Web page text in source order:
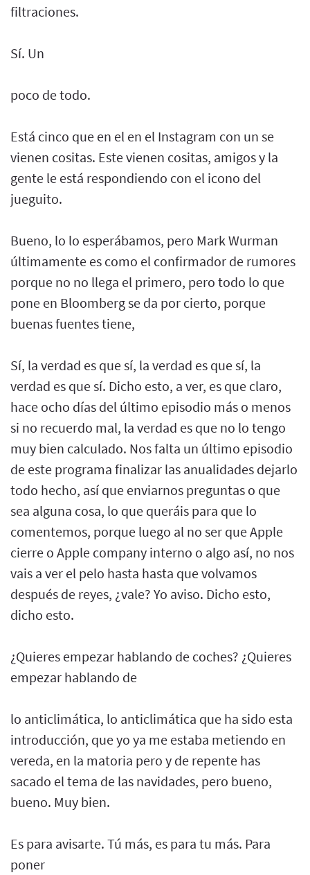
filtraciones.
Sí. Un
poco de todo.
Está cinco que en el en el Instagram con un se
vienen cositas. Este vienen cositas, amigos y la
gente le está respondiendo con el icono del
jueguito.
Bueno, lo lo esperábamos, pero Mark Wurman
últimamente es como el confirmador de rumores
porque no no llega el primero, pero todo lo que
pone en Bloomberg se da por cierto, porque
buenas fuentes tiene,
Sí, la verdad es que sí, la verdad es que sí, la
verdad es que sí. Dicho esto, a ver, es que claro,
hace ocho días del último episodio más o menos
si no recuerdo mal, la verdad es que no lo tengo
muy bien calculado. Nos falta un último episodio
de este programa finalizar las anualidades dejarlo
todo hecho, así que enviarnos preguntas o que
sea alguna cosa, lo que queráis para que lo
comentemos, porque luego al no ser que Apple
cierre o Apple company interno o algo así, no nos
vais a ver el pelo hasta hasta que volvamos
después de reyes, ¿vale? Yo aviso. Dicho esto,
dicho esto.
¿Quieres empezar hablando de coches? ¿Quieres
empezar hablando de
lo anticlimática, lo anticlimática que ha sido esta
introducción, que yo ya me estaba metiendo en
vereda, en la matoria pero y de repente has
sacado el tema de las navidades, pero bueno,
bueno. Muy bien.
Es para avisarte. Tú más, es para tu más. Para
poner